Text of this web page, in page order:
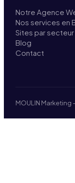
Notre Agence
Nos services en
Sites par
Blog
Contact
MOULIN Marketing